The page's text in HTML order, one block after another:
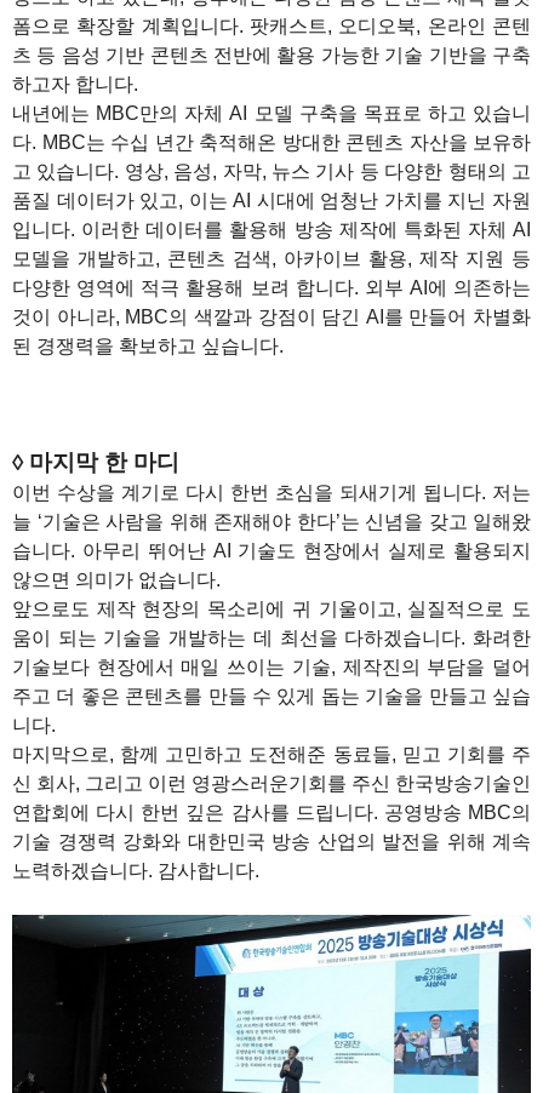
폼으로 확장할 계획입니다. 팟캐스트, 오디오북, 온라인 콘텐
츠 등 음성 기반 콘텐츠 전반에 활용 가능한 기술 기반을 구축
하고자 합니다.
내년에는 MBC만의 자체 AI 모델 구축을 목표로 하고 있습니
다. MBC는 수십 년간 축적해온 방대한 콘텐츠 자산을 보유하
고 있습니다. 영상, 음성, 자막, 뉴스 기사 등 다양한 형태의 고
품질 데이터가 있고, 이는 AI 시대에 엄청난 가치를 지닌 자원
입니다. 이러한 데이터를 활용해 방송 제작에 특화된 자체 AI
모델을 개발하고, 콘텐츠 검색, 아카이브 활용, 제작 지원 등
다양한 영역에 적극 활용해 보려 합니다. 외부 AI에 의존하는
것이 아니라, MBC의 색깔과 강점이 담긴 AI를 만들어 차별화
된 경쟁력을 확보하고 싶습니다.
◊ 마지막 한 마디
이번 수상을 계기로 다시 한번 초심을 되새기게 됩니다. 저는
늘 ‘기술은 사람을 위해 존재해야 한다’는 신념을 갖고 일해왔
습니다. 아무리 뛰어난 AI 기술도 현장에서 실제로 활용되지
않으면 의미가 없습니다.
앞으로도 제작 현장의 목소리에 귀 기울이고, 실질적으로 도
움이 되는 기술을 개발하는 데 최선을 다하겠습니다. 화려한
기술보다 현장에서 매일 쓰이는 기술, 제작진의 부담을 덜어
주고 더 좋은 콘텐츠를 만들 수 있게 돕는 기술을 만들고 싶습
니다.
마지막으로, 함께 고민하고 도전해준 동료들, 믿고 기회를 주
신 회사, 그리고 이런 영광스러운기회를 주신 한국방송기술인
연합회에 다시 한번 깊은 감사를 드립니다. 공영방송 MBC의
기술 경쟁력 강화와 대한민국 방송 산업의 발전을 위해 계속
노력하겠습니다. 감사합니다.